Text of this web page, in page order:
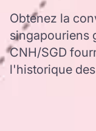
Obtenez la
singapouriens
CNH/SGD
l'historique